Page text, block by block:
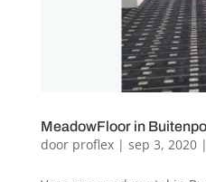
MeadowFloor in
door proflex| sep 3, 2020|